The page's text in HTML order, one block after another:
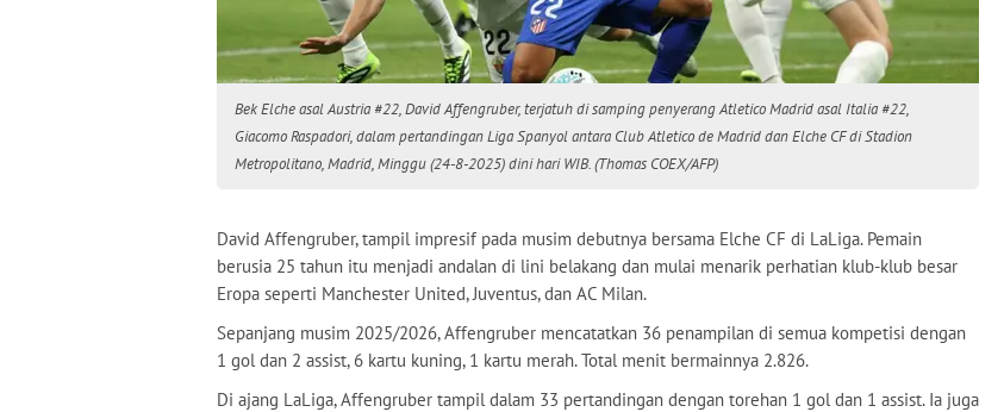
Bek Elche asal Austria #22, David Affengruber, terjatuh di samping penyerang Atletico Madrid asal Italia #22,
Giacomo Raspadori, dalam pertandingan Liga Spanyol antara Club Atletico de Madrid dan Elche CF di Stadion
Metropolitano, Madrid, Minggu (24-8-2025) dini hari WIB. (Thomas COEX/AFP)
David Affengruber, tampil impresif pada musim debutnya bersama Elche CF di LaLiga. Pemain
berusia 25 tahun itu menjadi andalan di lini belakang dan mulai menarik perhatian klub-klub besar
Eropa seperti Manchester United, Juventus, dan AC Milan.
Sepanjang musim 2025/2026, Affengruber mencatatkan 36 penampilan di semua kompetisi dengan
1 gol dan 2 assist, 6 kartu kuning, 1 kartu merah. Total menit bermainnya 2.826.
Di ajang LaLiga, Affengruber tampil dalam 33 pertandingan dengan torehan 1 gol dan 1 assist. Ia juga